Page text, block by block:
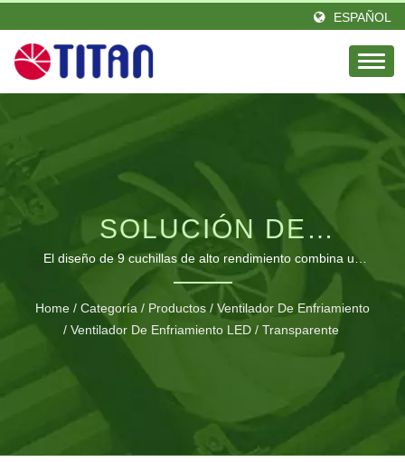
ESPAÑOL
SOLUCIÓN DE
REFRIGERACIÓN
SILENCIOSA PREMIUM
DE 140 MM CON
TECNOLOGÍA
EXCLUSIVA Z-AXIS.
El diseño de 9 cuchillas de alto rendimiento combina un
flujo de aire excepcional con un funcionamiento casi
silencioso para aplicaciones de refrigeración exigentes.
Home / Categoría / Productos / Ventilador De Enfriamiento
/ Ventilador De Enfriamiento LED / Transparente